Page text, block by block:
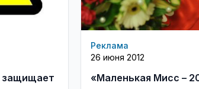
защищает
Реклама
26 июня 2012
«Маленькая Мисс –